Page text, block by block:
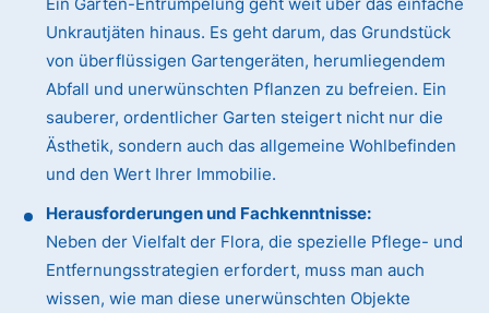
Ein Garten-Entrümpelung geht weit über das einfache
Unkrautjäten hinaus. Es geht darum, das Grundstück
von überflüssigen Gartengeräten, herumliegendem
Abfall und unerwünschten Pflanzen zu befreien. Ein
sauberer, ordentlicher Garten steigert nicht nur die
Ästhetik, sondern auch das allgemeine Wohlbefinden
und den Wert Ihrer Immobilie.
Herausforderungen und Fachkenntnisse:
Neben der Vielfalt der Flora, die spezielle Pflege- und
Entfernungsstrategien erfordert, muss man auch
wissen, wie man diese unerwünschten Objekte